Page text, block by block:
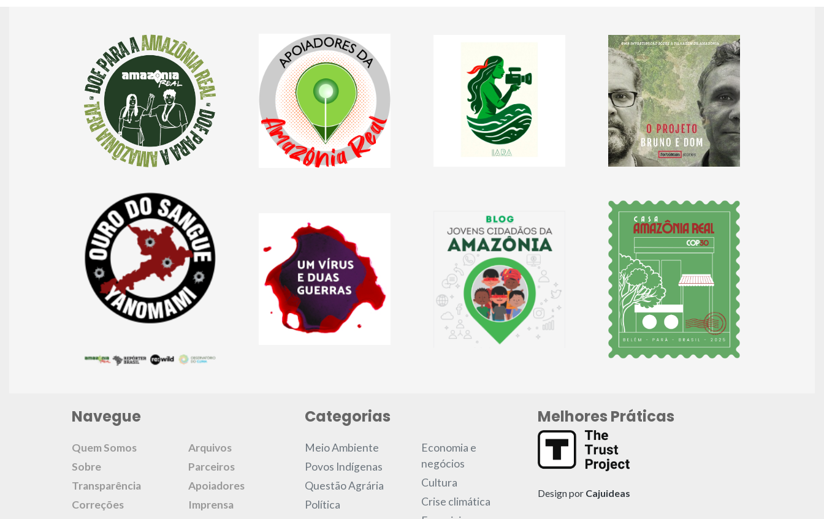
Navegue
Quem Somos
Sobre
Transparência
Correções
Arquivos
Parceiros
Apoiadores
Imprensa
Categorias
Meio Ambiente
Povos Indígenas
Questão Agrária
Política
Economia e
negócios
Cultura
Crise climática
Melhores Práticas
Design por Cajuideas